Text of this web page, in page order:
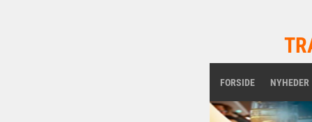
FORSIDE NYHEDER